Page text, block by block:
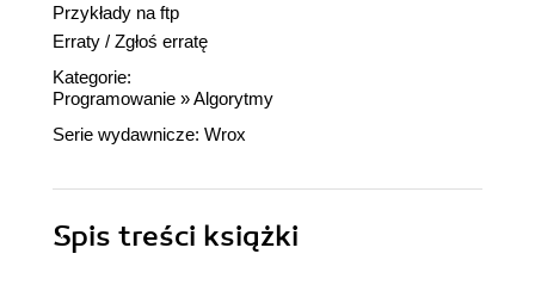
Przykłady na ftp
Erraty / Zgłoś erratę
Kategorie:
Programowanie »Algorytmy
Serie wydawnicze: Wrox
Spis treści książki